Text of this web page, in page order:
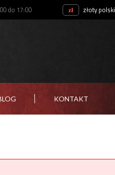
do 17:00 złoty polski
KONTAKT